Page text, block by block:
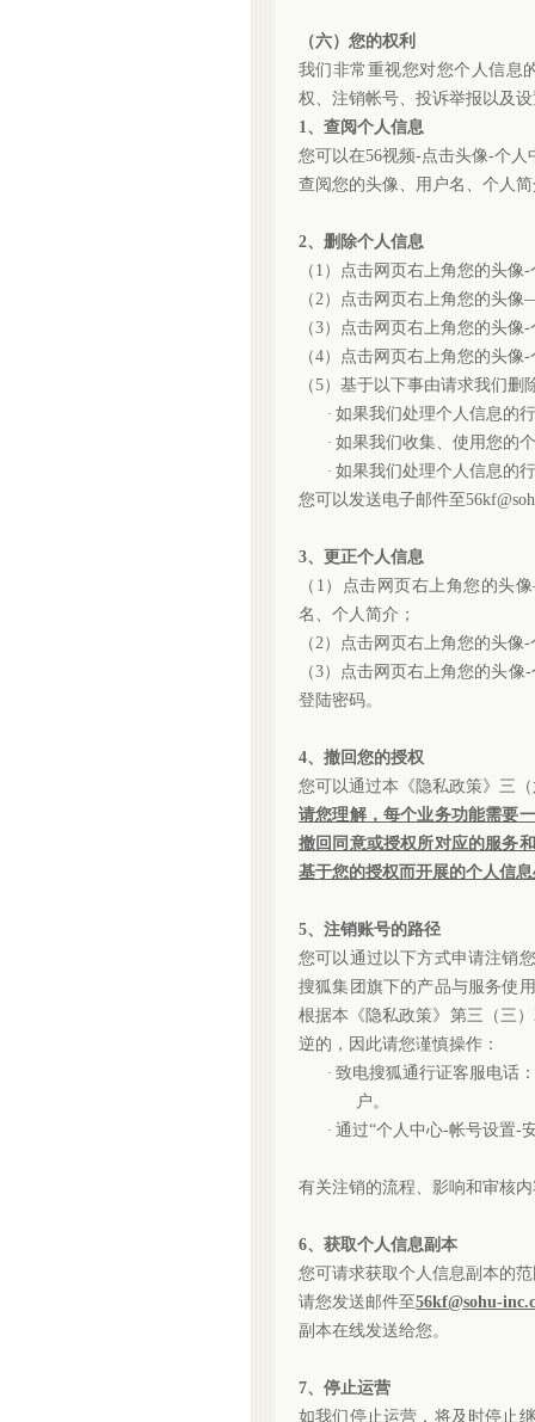
（六）您的权利
我们非常重视您对您个人信息
权、注销帐号、投诉举报以及
1、查阅个人信息
您可以在56视频-点击头像-个人
查阅您的头像、用户名、个人
2、删除个人信息
（ 1）点击网页右上角您的头像
（2）点击网页右上角您的头
（3）点击网页右上角您的头像
（4）点击网页右上角您的头像
（5）基于以下事由请求我们删
· 如果我们处理个人信息的
· 如果我们收集、使用您的
· 如果我们处理个人信息的
您可以发送电子邮件至
3、更正个人信息
（ 1）点击网页右上角您的头
名、个人简介；
（2）点击网页右上角您的头像
（3）点击网页右上角您的头像
登陆密码。
4、撤回您的授权
您可以通过本《隐私政策》三
请您理解，每个业务功能需要
撤回同意或授权所对应的服务
基于您的授权而开展的个人信
5、注销账号的路径
您可以通过以下方式申请注销
搜狐集团旗下的产品与服务使
根据本《隐私政策》第三（三
逆的，因此请您谨慎操作：
· 致电搜狐通行证客服电话：
户。
· 通过“个人中心-帐号设置-
有关注销的流程、影响和审核
6、获取个人信息副本
您可请求获取个人信息副本的
请您发送邮件至56kf@sohu-
副本在线发送给您。
7、停止运营
如我们停止运营，将及时停止